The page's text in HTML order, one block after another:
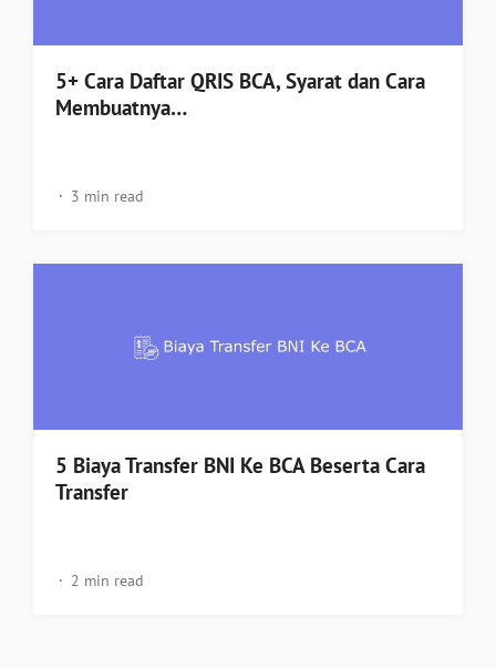
5+ Cara Daftar QRIS BCA, Syarat dan Cara
Membuatnya…
3 min read
5 Biaya Transfer BNI Ke BCA Beserta Cara
Transfer
2 min read